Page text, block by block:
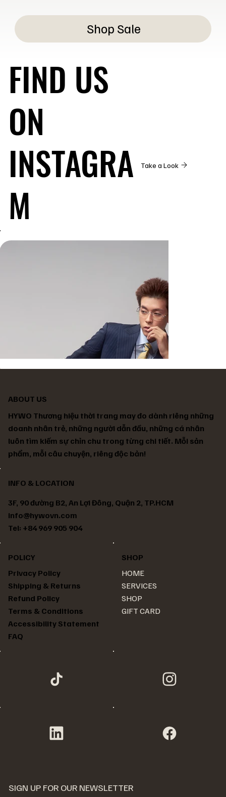
Shop Sale
FIND US
ON
INSTAGRA
M
Take a Look
ABOUT US
HYWO Thương hiệu thời trang may đo dành riêng những
doanh nhân trẻ, những người dẫn đầu, những cá nhân
luôn tìm kiếm sự chỉn chu trong từng chi tiết. Mỗi sản
phẩm, mỗi câu chuyện, riêng độc bản!
INFO & LOCATION
3F, 90 đường B2, An Lợi Đông, Quận 2, TP.HCM
info@hywovn.com
Tel: +84 969 905 904
SHOP
HOME
SERVICES
SHOP
GIFT CARD
SIGN UP FOR OUR NEWSLETTER
POLICY
Privacy Policy
Shipping & Returns
Refund Policy
Terms & Conditions
Accessibility Statement
FAQ